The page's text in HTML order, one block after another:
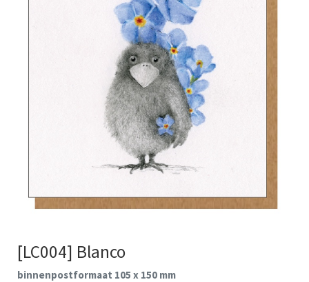
[LC004] Blanco
binnenpostformaat 105 x 150 mm